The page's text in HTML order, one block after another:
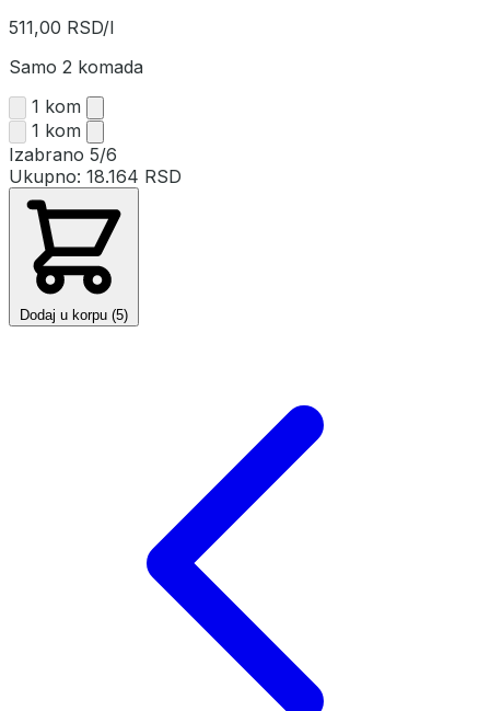
511,00 RSD/l
Samo 2 komada
1 kom
1 kom
Izabrano 5/6
Ukupno: 18.164 RSD
Dodaj u korpu (5)